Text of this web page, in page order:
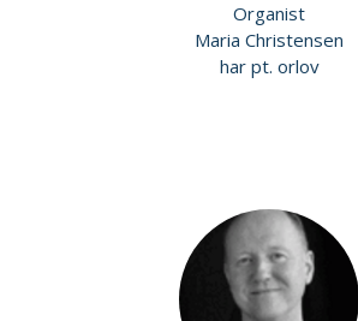
Organist
Maria Christensen
har pt. orlov